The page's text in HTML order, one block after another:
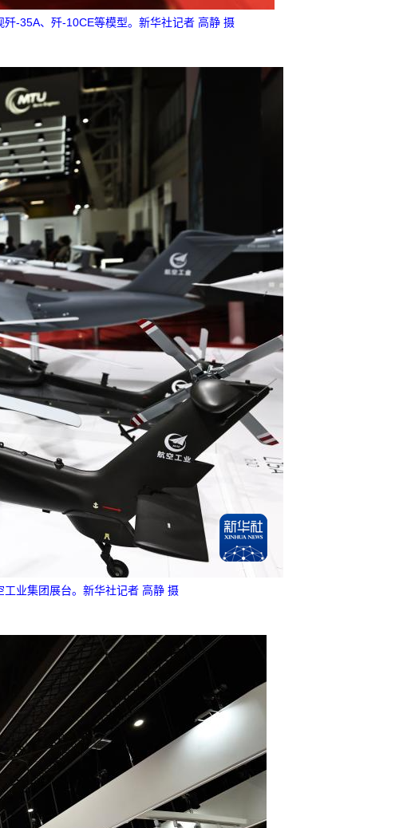
-35A、歼-10CE等模型。新华社记者 高静 摄
业集团展台。新华社记者 高静 摄